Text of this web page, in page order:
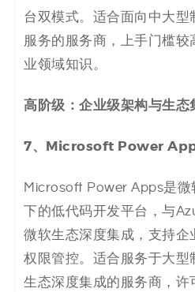
台双模式。适合面向中大型
服务的服务商，上手门槛
业领域知识。
高阶级：企业级架构与生态
7、 Microsoft Power
Microsoft Power Apps是
下的低代码开发平台，与
微软生态深度集成，支持企
权限管控。适合服务于大型
生态深度集成的服务商，许